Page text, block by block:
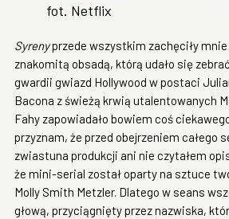
fot. Netflix
Syrenyprzede wszystkim zachęciły
znakomitą obsadą, którą udało się
gwardii gwiazd Hollywood w postaci
Bacona z świeżą krwią utalentowanych
Fahy zapowiadało bowiem coś
przyznam, że przed obejrzeniem całego
zwiastuna produkcji ani nie czytałem
że mini-serial został oparty na sztuce
Molly Smith Metzler. Dlatego w seans
głową, przyciągnięty przez nazwiska,